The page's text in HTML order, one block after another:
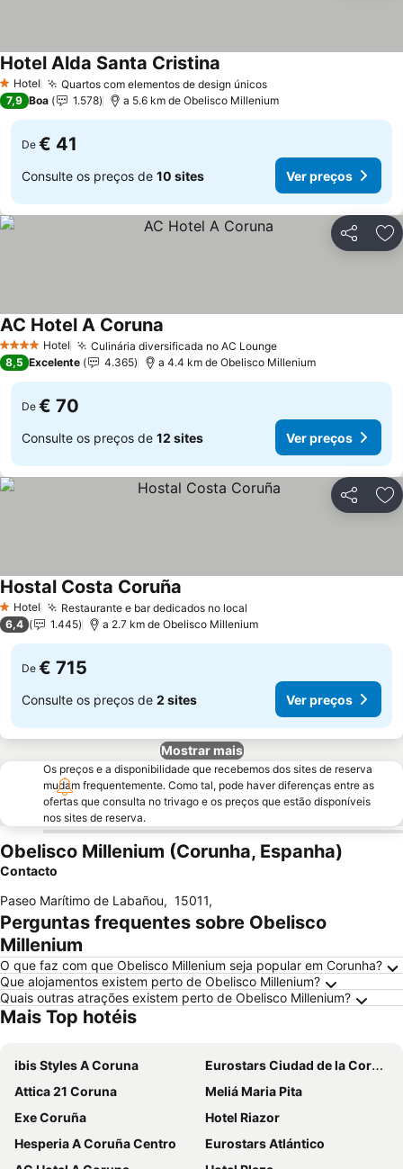
1 Estrelas
Hotel Quartos com elementos de design únicosVer preços
Hotel Alda Santa Cristina
7,9 Boa 1.578 a 5.6 km de Obelisco Millenium
De € 41
Consulte os preços de 10 sites Ver preços
Partilhar
4 EstrelasHotel Culinária diversificada no AC LoungeVer preços
AC Hotel A Coruna
8,5 Excelente 4.365 a 4.4 km de Obelisco Millenium
De € 70
Consulte os preços de 12 sites Ver preços
Partilhar
1 Estrelas
Hotel Restaurante e bar dedicados no local
Hostal Costa Coruña
6,4 1.445 a 2.7 km de Obelisco Millenium
De € 715
Consulte os preços de 2 sites Ver preços
Mostrar mais
Os preços e a disponibilidade que recebemos dos sites de reserva
mudam frequentemente. Como tal, pode haver diferenças entre as
ofertas que consulta no trivago e os preços que estão disponíveis
nos sites de reserva.
Obelisco Millenium (Corunha, Espanha)
Contacto
Paseo Marítimo de Labañou, 15011,
Perguntas frequentes sobre Obelisco
Millenium
O que faz com que Obelisco Millenium seja popular em Corunha?
Que alojamentos existem perto de Obelisco Millenium?
Quais outras atrações existem perto de Obelisco Millenium?
Mais Top hotéis
ibis Styles A Coruna
Eurostars Ciudad de la Coruna
Attica 21 Coruna
Meliá Maria Pita
Exe Coruña
Hotel Riazor
Hesperia A Coruña Centro
Eurostars Atlántico